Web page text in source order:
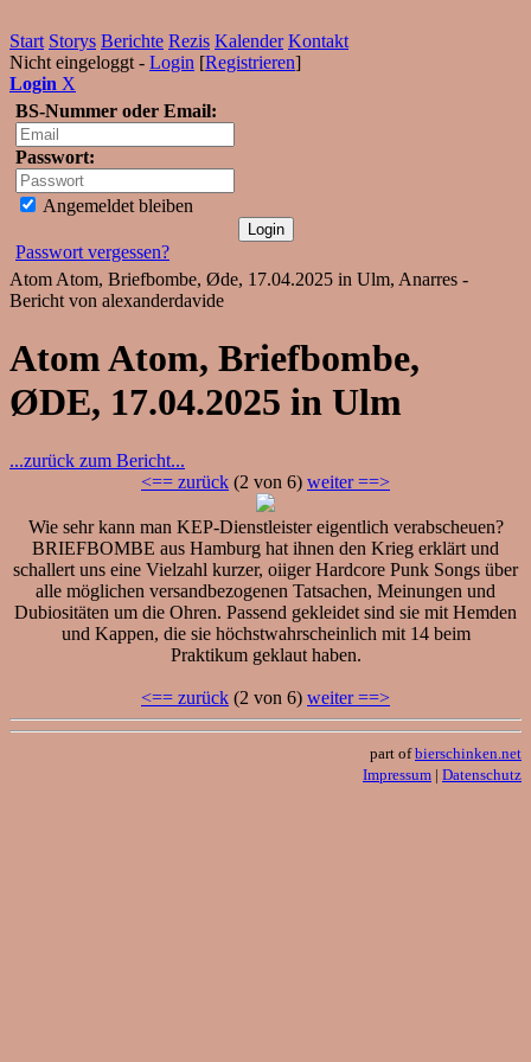
Start Storys Berichte Rezis Kalender Kontakt
Nicht eingeloggt - Login [Registrieren]
Login X
BS-Nummer oder Email:
Passwort:
Angemeldet bleiben
Passwort vergessen?
Atom Atom, Briefbombe, Øde, 17.04.2025 in Ulm, Anarres -
Bericht von alexanderdavide
Atom Atom, Briefbombe,
ØDE, 17.04.2025 in Ulm
...zurück zum Bericht...
<== zurück (2 von 6) weiter ==>
Wie sehr kann man KEP-Dienstleister eigentlich verabscheuen?
BRIEFBOMBE aus Hamburg hat ihnen den Krieg erklärt und
schallert uns eine Vielzahl kurzer, oiiger Hardcore Punk Songs über
alle möglichen versandbezogenen Tatsachen, Meinungen und
Dubiositäten um die Ohren. Passend gekleidet sind sie mit Hemden
und Kappen, die sie höchstwahrscheinlich mit 14 beim
Praktikum geklaut haben.
<== zurück (2 von 6) weiter ==>
part ofbierschinken.net
Impressum | Datenschutz